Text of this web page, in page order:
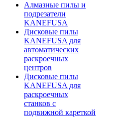
Алмазные пилы и
подрезатели
KANEFUSA
Дисковые пилы
KANEFUSA для
автоматических
раскроечных
центров
Дисковые пилы
KANEFUSA для
раскроечных
станков с
подвижной кареткой